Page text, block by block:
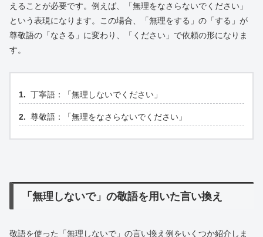
えることが必要です。例えば、「無理をなさらないでください」
という表現になります。この場合、「無理をする」の「する」が
尊敬語の「なさる」に変わり、「ください」で依頼の形になりま
す。
丁寧語：「無理しないでください」
尊敬語：「無理をなさらないでください」
「無理しないで」の敬語を用いた言い換え
敬語を使った「無理しないで」の言い換え例をいくつか紹介しま